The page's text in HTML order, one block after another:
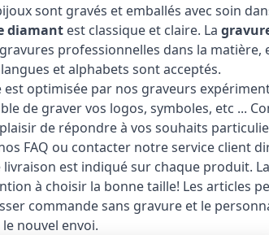
sont gravés et emballés avec soin
diamant est classique et claire. La
professionnelles dans la
et alphabets sont acceptés.
est optimisée par nos graveurs
de graver vos logos, symboles, etc ...
de répondre à vos souhaits
FAQ ou contacter notre service client
livraison est indiqué sur chaque produit.
à choisir la bonne taille! Les articles
commande sans gravure et le
nouvel envoi.